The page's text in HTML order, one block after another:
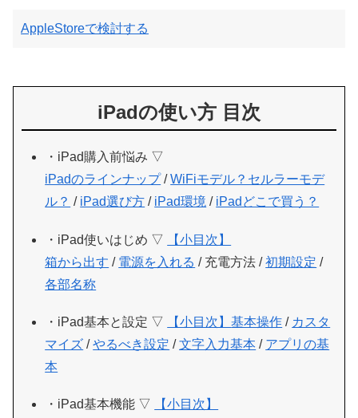
AppleStoreで検討する
iPadの使い方 目次
・iPad購入前悩み ▽
iPadのラインナップ /WiFiモデル？セルラーモデ
ル？ / iPad選び方 / iPad環境 / iPadどこで買う？
・iPad使いはじめ ▽
【小目次】
箱から出す / 電源を入れる / 充電方法 /初期設定 /
各部名称
・iPad基本と設定 ▽ 【小目次】基本操作 / カスタ
マイズ /やるべき設定 /文字入力基本 / アプリの基
本
・iPad基本機能 ▽
【小目次】